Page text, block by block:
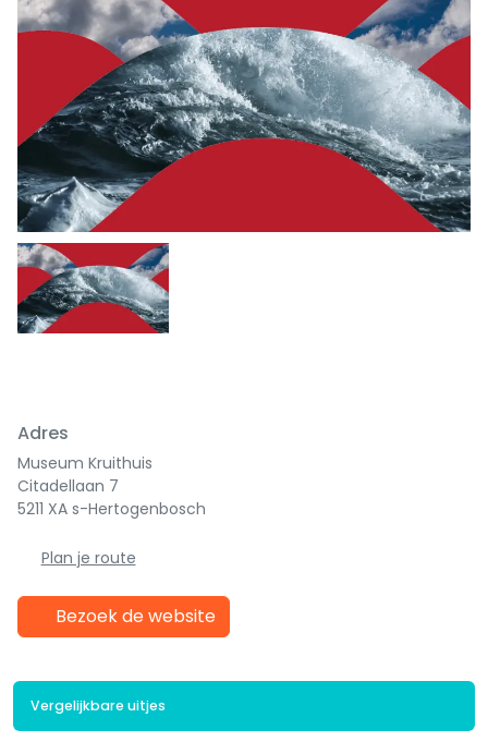
Adres
Museum Kruithuis
Citadellaan 7
5211 XA s-Hertogenbosch
Plan je route
Bezoek de website
Vergelijkbare uitjes